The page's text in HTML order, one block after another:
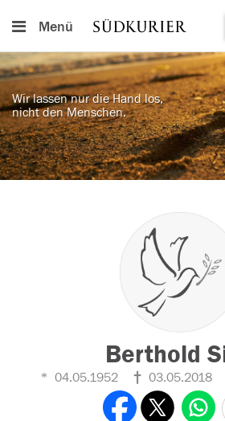
Menü
Wir lassen nur die Hand los,
nicht den Menschen.
Berthold
04.05.1952 03.05.2018